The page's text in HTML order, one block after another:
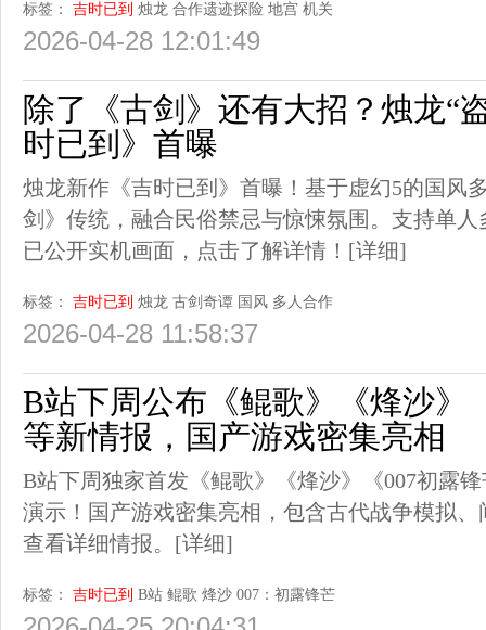
标签： 吉时已到 烛龙 合作遗迹探险 地宫 机关
2026-04-28 12:01:49
除了《古剑》还有大招？烛龙“
时已到》首曝
烛龙新作《吉时已到》首曝！基于虚幻5的国风
剑》传统，融合民俗禁忌与惊悚氛围。支持单
已公开实机画面，点击了解详情！ [详细]
标签： 吉时已到 烛龙 古剑奇谭 国风 多人合作
2026-04-28 11:58:37
B站下周公布《鲲歌》《烽沙》
等新情报，国产游戏密集亮相
B站下周独家首发《鲲歌》《烽沙》《007初露
演示！国产游戏密集亮相，包含古代战争模拟
查看详细情报。 [详细]
标签： 吉时已到 B站 鲲歌 烽沙 007：初露锋芒